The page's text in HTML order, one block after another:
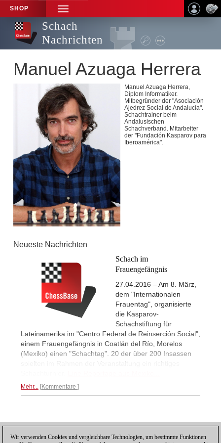
SHOP
TOGGLE
NAVIGATION
Schach
Nachrichten
Manuel Azuaga Herrera
Manuel Azuaga Herrera,
Diplom Informatiker.
Mitbegründer der "Asociación
Ajedrez Social de Andalucía".
Schachtrainer beim
Andalusischen
Schachverband. Mitarbeiter
der "Fundación Kasparov para
Iberoamérica".
Neueste Nachrichten
Schach im
Frauengefängnis
27.04.2016 – Am 8. März,
dem "Internationalen
Frauentag", organisierte
die Kasparov-
Schachstiftung für
Lateinamerika im "Centro Federal de Reinserción Social",
einem Frauengefängnis in Coatlán del Río, Morelos
(Mexiko) einen "Schachtag". 20 der über 200 Insassen
spielten im Rahmen der Veranstaltung ein richtiges
Mehr... Kommentare
Wir verwenden Cookies und vergleichbare Technologien, um bestimmte Funktionen